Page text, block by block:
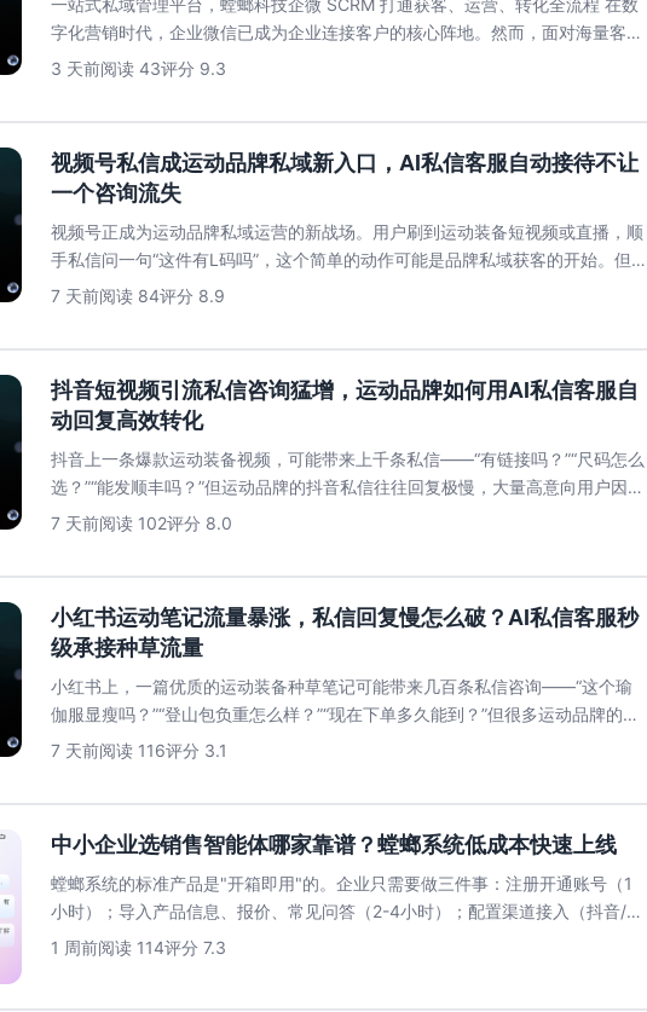
一站式私域管理平台，螳螂科技企微 SCRM 打通获客、运营、转化全流程 在数
字化营销时代，企业微信已成为企业连接客户的核心阵地。然而，面对海量客户
数据、复杂的运...
3 天前阅读 43评分 9.3
视频号私信成运动品牌私域新入口，AI私信客服自动接待不让
一个咨询流失
视频号正成为运动品牌私域运营的新战场。用户刷到运动装备短视频或直播，顺
手私信问一句“这件有L码吗”，这个简单的动作可能是品牌私域获客的开始。但
很多运动品牌的视频...
7 天前阅读 84评分 8.9
抖音短视频引流私信咨询猛增，运动品牌如何用AI私信客服自
动回复高效转化
抖音上一条爆款运动装备视频，可能带来上千条私信——“有链接吗？”“尺码怎么
选？”“能发顺丰吗？”但运动品牌的抖音私信往往回复极慢，大量高意向用户因为
等不到回复而...
7 天前阅读 102评分 8.0
小红书运动笔记流量暴涨，私信回复慢怎么破？AI私信客服秒
级承接种草流量
小红书上，一篇优质的运动装备种草笔记可能带来几百条私信咨询——“这个瑜
伽服显瘦吗？”“登山包负重怎么样？”“现在下单多久能到？”但很多运动品牌的私
信回复速度停留...
7 天前阅读 116评分 3.1
中小企业选销售智能体哪家靠谱？螳螂系统低成本快速上线
螳螂系统的标准产品是"开箱即用"的。企业只需要做三件事：注册开通账号（1
小时）；导入产品信息、报价、常见问答（2-4小时）；配置渠道接入（抖音/小
红书/企微/官...
1 周前阅读 114评分 7.3